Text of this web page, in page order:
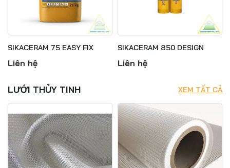
SIKACERAM 75 EASY FIX
Liên hệ
SIKACERAM 850 DESIGN
Liên hệ
LƯỚI THỦY TINH XEM TẤT CẢ